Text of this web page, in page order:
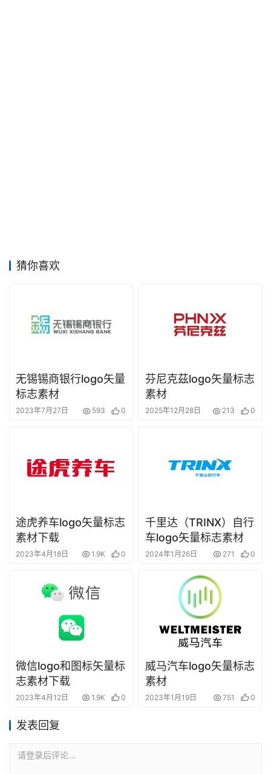
猜你喜欢
无锡锡商银行logo矢量
标志素材
2023年7月27日 593 0
芬尼克茲logo矢量标志
素材
2025年12月28日 213 0
途虎养车logo矢量标志
素材下载
2023年4月18日 1.9K 0
千里达（TRINX）自行
车logo矢量标志素材
2024年1月26日 271 0
微信logo和图标矢量标
志素材下载
2023年4月12日 1.9K 0
威马汽车logo矢量标志
素材
2023年1月19日 751 0
发表回复
请登录后评论...